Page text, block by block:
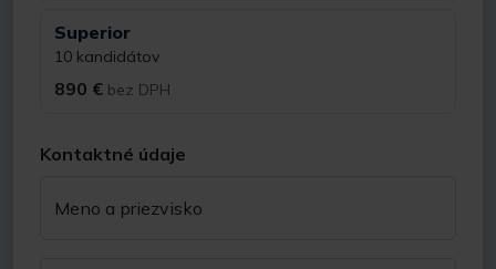
Superior
10 kandidátov
890 € bez DPH
Kontaktné údaje
Meno a priezvisko